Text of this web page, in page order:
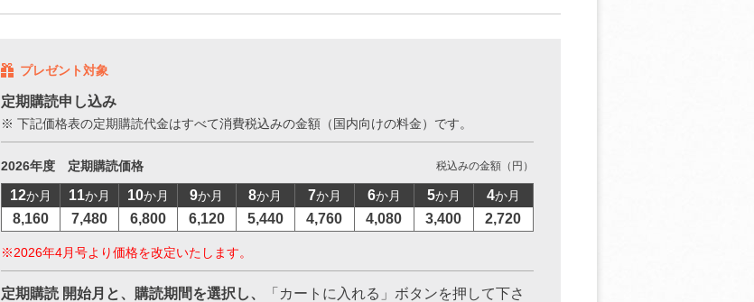
お支払いに進む
他にも商品を買う
プレゼント対象
定期購読申し込み
※ 下記価格表の定期購読代金はすべて消費税込みの金額（国内向けの料金）です。
2026年度 定期購読価格 税込みの金額（円）
12か月
8,160
11か月
7,480
10か月
6,800
9か月
6,120
8か月
5,440
7か月
4,760
6か月
4,080
5か月
3,400
4か月
2,720
※2026年4月号より価格を改定いたします。
定期購読 開始月と、購読期間を選択し、
「カートに入れる」ボタンを押して下さ